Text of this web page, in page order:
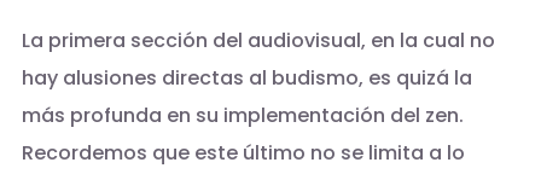
La primera sección del audiovisual, en la cual no
hay alusiones directas al budismo, es quizá la
más profunda en su implementación del zen.
Recordemos que este último no se limita a lo